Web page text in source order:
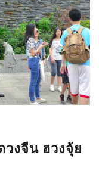
งจีน ฮวงจุ้ย